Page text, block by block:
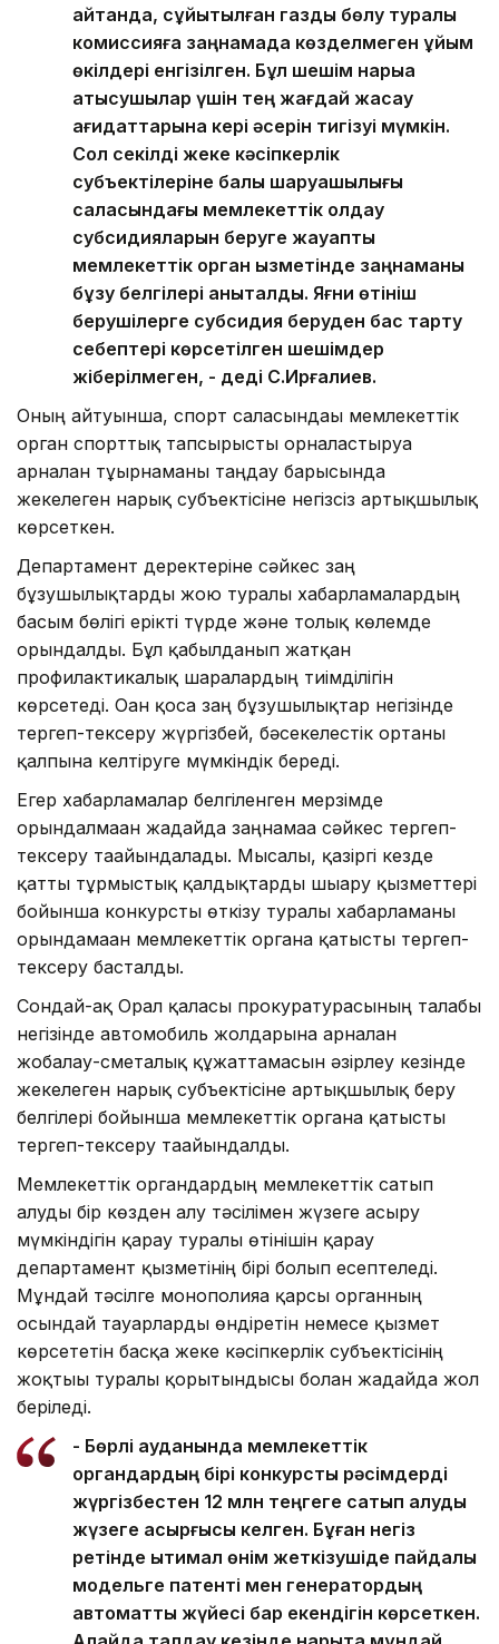
айтқанда, сұйытылған газды бөлу туралы
комиссияға заңнамада көзделмеген ұйым
өкілдері енгізілген. Бұл шешім нарыққа
қатысушылар үшін тең жағдай жасау
қағидаттарына кері әсерін тигізуі мүмкін.
Сол секілді жеке кәсіпкерлік
субъектілеріне балық шаруашылығы
саласындағы мемлекеттік қолдау
субсидияларын беруге жауапты
мемлекеттік орган қызметінде заңнаманы
бұзу белгілері анықталды. Яғни өтініш
берушілерге субсидия беруден бас тарту
себептері көрсетілген шешімдер
жіберілмеген, - деді С.Ирғалиев.
Оның айтуынша, спорт саласындағы мемлекеттік
орган спорттық тапсырысты орналастыруға
арналған тұғырнаманы таңдау барысында
жекелеген нарық субъектісіне негізсіз артықшылық
көрсеткен.
Департамент деректеріне сәйкес заң
бұзушылықтарды жою туралы хабарламалардың
басым бөлігі ерікті түрде және толық көлемде
орындалды. Бұл қабылданып жатқан
профилактикалық шаралардың тиімділігін
көрсетеді. Оған қоса заң бұзушылықтар негізінде
тергеп-тексеру жүргізбей, бәсекелестік ортаны
қалпына келтіруге мүмкіндік береді.
Егер хабарламалар белгіленген мерзімде
орындалмаған жағдайда заңнамаға сәйкес тергеп-
тексеру тағайындалады. Мысалы, қазіргі кезде
қатты тұрмыстық қалдықтарды шығару қызметтері
бойынша конкурсты өткізу туралы хабарламаны
орындамаған мемлекеттік органға қатысты тергеп-
тексеру басталды.
Сондай-ақ Орал қаласы прокуратурасының талабы
негізінде автомобиль жолдарына арналған
жобалау-сметалық құжаттамасын әзірлеу кезінде
жекелеген нарық субъектісіне артықшылық беру
белгілері бойынша мемлекеттік органға қатысты
тергеп-тексеру тағайындалды.
Мемлекеттік органдардың мемлекеттік сатып
алуды бір көзден алу тәсілімен жүзеге асыру
мүмкіндігін қарау туралы өтінішін қарау
департамент қызметінің бірі болып есептеледі.
Мұндай тәсілге монополияға қарсы органның
осындай тауарларды өндіретін немесе қызмет
көрсететін басқа жеке кәсіпкерлік субъектісінің
жоқтығы туралы қорытындысы болған жағдайда жол
беріледі.
- Бөрлі ауданында мемлекеттік
органдардың бірі конкурстық рәсімдерді
жүргізбестен 12 млн теңгеге сатып алуды
жүзеге асырғысы келген. Бұған негіз
ретінде ықтимал өнім жеткізушіде пайдалы
модельге патенті мен генератордың
автоматты жүйесі бар екендігін көрсеткен.